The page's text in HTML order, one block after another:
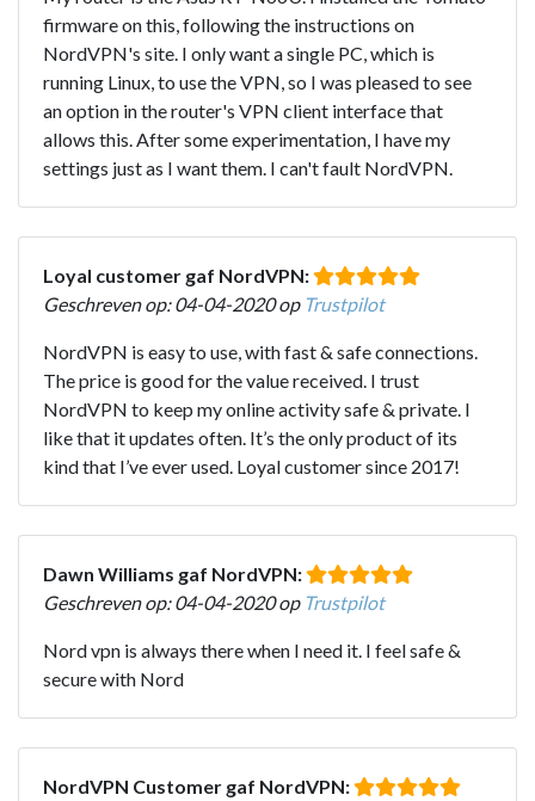
firmware on this, following the instructions on
NordVPN's site. I only want a single PC, which is
running Linux, to use the VPN, so I was pleased to see
an option in the router's VPN client interface that
allows this. After some experimentation, I have my
settings just as I want them. I can't fault NordVPN.
Loyal customer gaf NordVPN:
Geschreven op: 04-04-2020 op Trustpilot
NordVPN is easy to use, with fast & safe connections.
The price is good for the value received. I trust
NordVPN to keep my online activity safe & private. I
like that it updates often. It’s the only product of its
kind that I’ve ever used. Loyal customer since 2017!
Dawn Williams gaf NordVPN:
Geschreven op: 04-04-2020 op Trustpilot
Nord vpn is always there when I need it. I feel safe &
secure with Nord
NordVPN Customer gaf NordVPN: